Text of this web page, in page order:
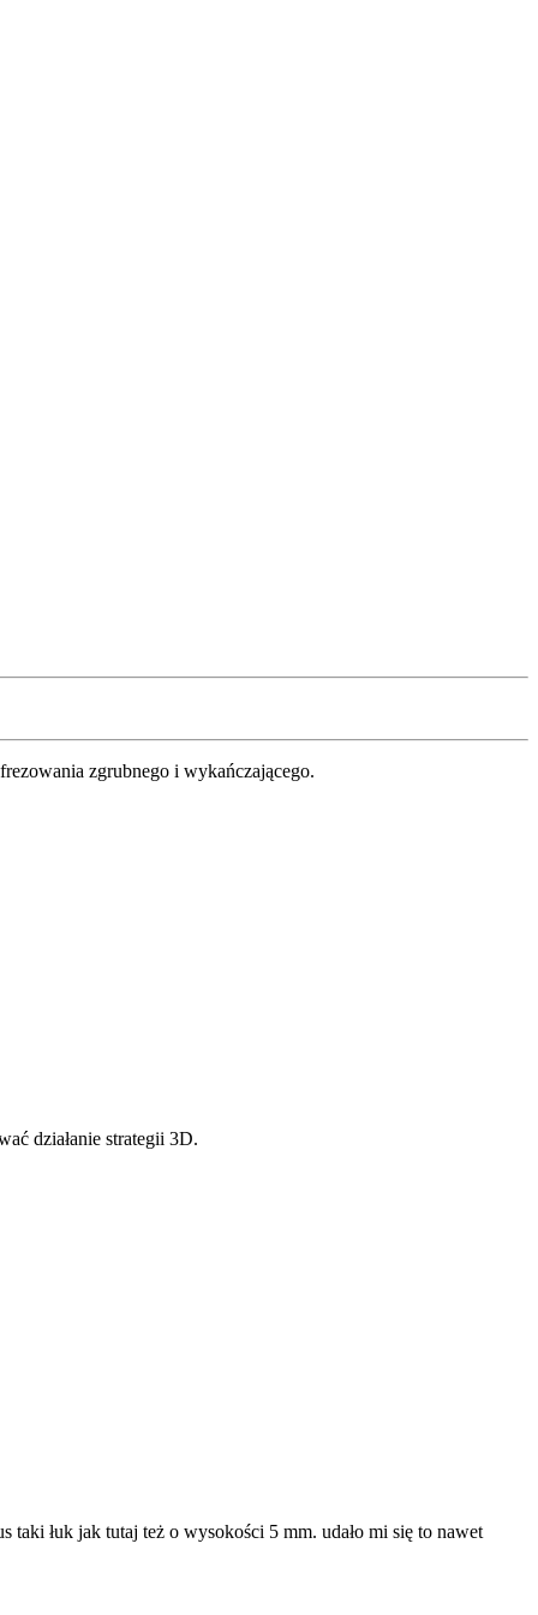
zgrubnego i wykańczającego.
działanie strategii 3D.
taki łuk jak tutaj też o wysokości 5 mm. udało mi się to nawet